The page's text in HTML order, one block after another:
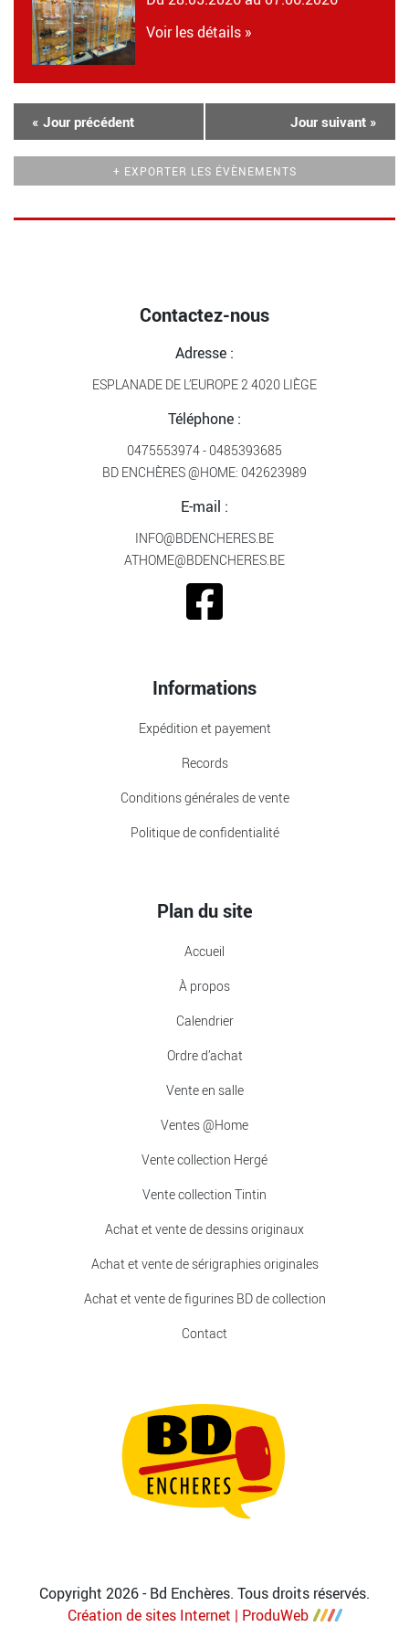
Voir les détails »
« Jour précédent Jour suivant »
+ EXPORTER LES ÉVÈNEMENTS
Contactez-nous
Adresse :
ESPLANADE DE L’EUROPE 2 4020 LIÈGE
Téléphone :
0475553974- 0485393685
BD ENCHÈRES @HOME: 042623989
E-mail :
INFO@BDENCHERES.BE
ATHOME@BDENCHERES.BE
Informations
Expédition et payement
Records
Conditions générales de vente
Politique de confidentialité
Plan du site
Accueil
À propos
Calendrier
Ordre d’achat
Vente en salle
Ventes @Home
Vente collection Hergé
Vente collection Tintin
Achat et vente de dessins originaux
Achat et vente de sérigraphies originales
Achat et vente de figurines BD de collection
Contact
Copyright 2026 - Bd Enchères. Tous droits réservés.
Création de sites Internet | ProduWeb